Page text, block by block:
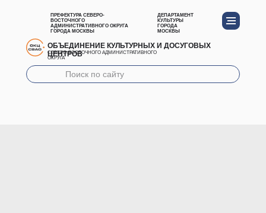
ПРЕФЕКТУРА СЕВЕРО-
ВОСТОЧНОГО
АДМИНИСТРАТИВНОГО ОКРУГА
ГОРОДА МОСКВЫ
ДЕПАРТАМЕНТ
КУЛЬТУРЫ
ГОРОДА
МОСКВЫ
ОБЪЕДИНЕНИЕ КУЛЬТУРНЫХ И ДОСУГОВЫХ
ЦЕНТРОВ
СЕВЕРО-ВОСТОЧНОГО АДМИНИСТРАТИВНОГО
ОКРУГА